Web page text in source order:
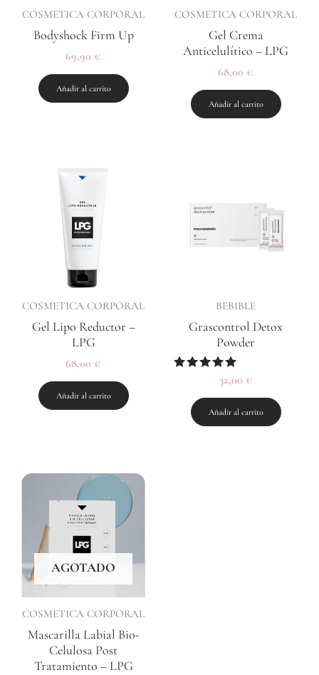
COSMETICA CORPORAL
Bodyshock Firm Up
69,90 €
Añadir al carrito
COSMETICA CORPORAL
Gel Crema
Anticelulítico – LPG
68,00 €
Añadir al carrito
COSMETICA CORPORAL
Gel Lipo Reductor –
LPG
68,00 €
Añadir al carrito
BEBIBLE
Grascontrol Detox
Powder
Valorado
5.00
de 5
32,00 €
Añadir al carrito
AGOTADO
COSMETICA CORPORAL
Mascarilla Labial Bio-
Celulosa Post
Tratamiento – LPG